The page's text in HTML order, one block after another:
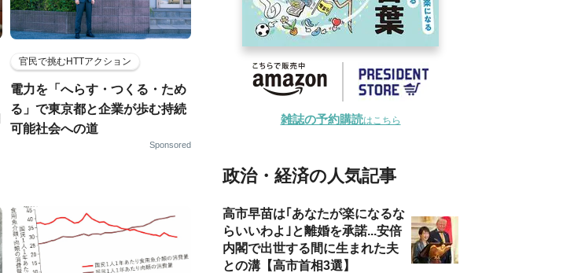
官民で挑むHTTアクション
電力を「へらす・つくる・ため
る」で東京都と企業が歩む持続
可能社会への道
Sponsored
雑誌の予約購読はこちら
政治・経済の人気記事
高市早苗は｢あなたが楽になるな
らいいわよ｣と離婚を承諾...安倍
内閣で出世する間に生まれた夫
との溝【高市首相3選】